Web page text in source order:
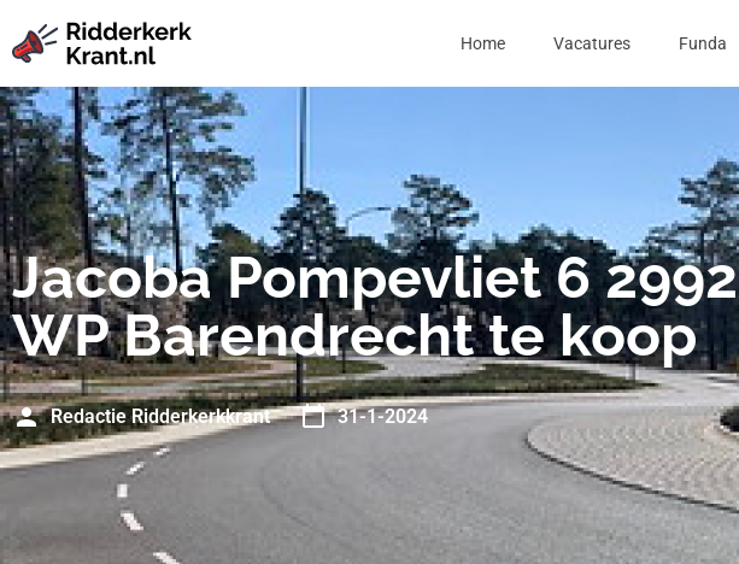
Home Vacatures Funda
Jacoba Pompevliet 6 2992
WP Barendrecht te koop
Redactie Ridderkerkkrant 31-1-2024